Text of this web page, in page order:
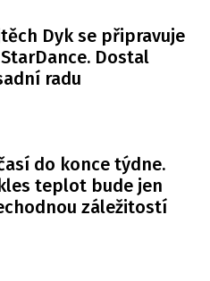
Dyk se připravuje
Dostal
radu
do konce týdne.
teplot bude jen
záležitostí